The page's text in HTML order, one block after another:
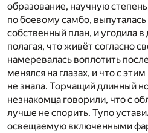
образование, научную
по боевому самбо,
собственный план, и угодила
полагая, что живёт согласно
намеревалась воплотить
менялся на глазах, и что с
не знала. Торчащий длинный
незнакомца говорили, что с
лучше не спорить. Тупо
освещаемую включенными